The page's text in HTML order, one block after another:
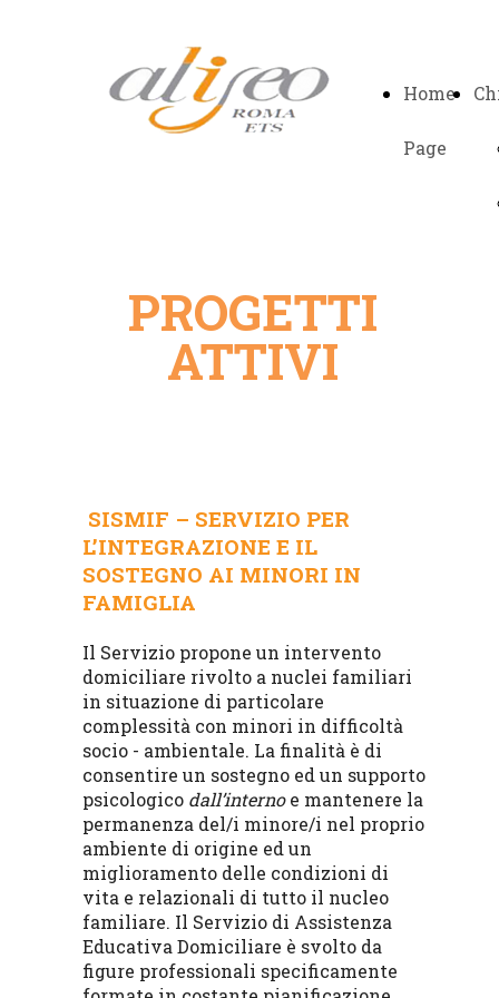
Home
Page
PROGETTI
ATTIVI
SISMIF – SERVIZIO PER
L’INTEGRAZIONE E IL
SOSTEGNO AI MINORI IN
FAMIGLIA
Il Servizio propone un intervento
domiciliare rivolto a nuclei familiari
in situazione di particolare
complessità con minori in difficoltà
socio - ambientale. La finalità è di
consentire un sostegno ed un supporto
psicologico dall’internoe mantenere la
permanenza del/i minore/i nel proprio
ambiente di origine ed un
miglioramento delle condizioni di
vita e relazionali di tutto il nucleo
familiare. Il Servizio di Assistenza
Educativa Domiciliare è svolto da
figure professionali specificamente